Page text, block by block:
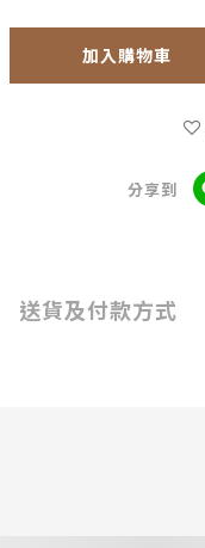
加入購物車
分享到
送貨及付款方式